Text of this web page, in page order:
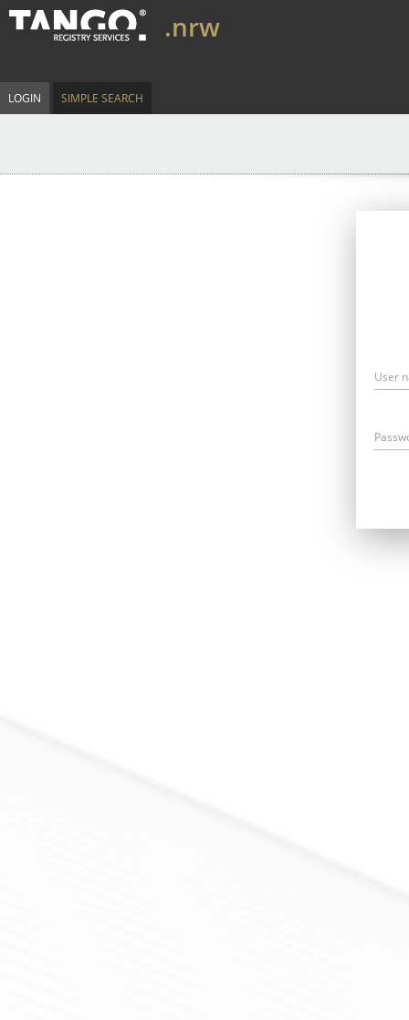
.nrw
LOGIN SIMPLE SEARCH
User